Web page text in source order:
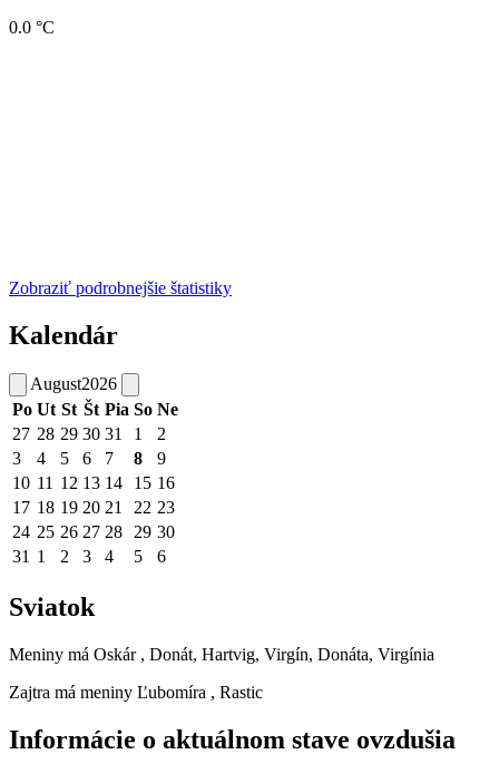
0.0 °C
Zobraziť podrobnejšie štatistiky
Kalendár
August2026
Po Ut St Št Pia So Ne
27 28 29 30 31 1
2
3
4 5 6 7 8
9
10 11 12 13 14 15 16
17 18 19 20 21 22 23
24 25 26 27 28 29 30
31 1 2 3 4 5 6
Sviatok
Meniny má Oskár , Donát, Hartvig, Virgín, Donáta, Virgínia
Zajtra má meniny Ľubomíra , Rastic
Informácie o aktuálnom stave ovzdušia